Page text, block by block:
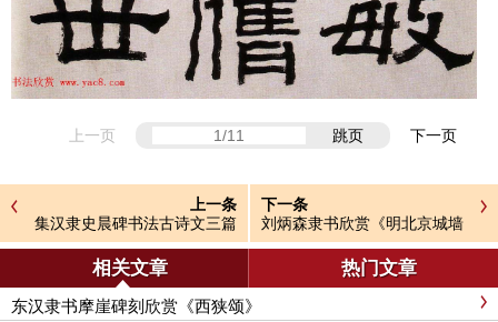
上一页 跳页 下一页
上一条
集汉隶史晨碑书法古诗文三篇
下一条
刘炳森隶书欣赏《明北京城墙
维修记》
相关文章 热门文章
东汉隶书摩崖碑刻欣赏《西狭颂》